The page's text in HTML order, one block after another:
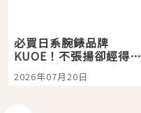
必買日系腕錶品牌
KUOE！不張揚卻經得起
時間洗鍊的經典之作五
選
2026年07月20日